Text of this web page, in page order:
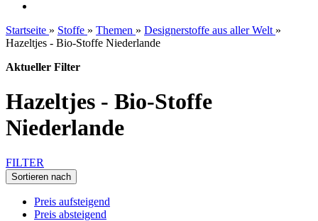
Startseite » Stoffe » Themen » Designerstoffe aus aller Welt »
Hazeltjes - Bio-Stoffe Niederlande
Aktueller Filter
Hazeltjes - Bio-Stoffe
Niederlande
FILTER
Sortieren nach
Preis aufsteigend
Preis absteigend